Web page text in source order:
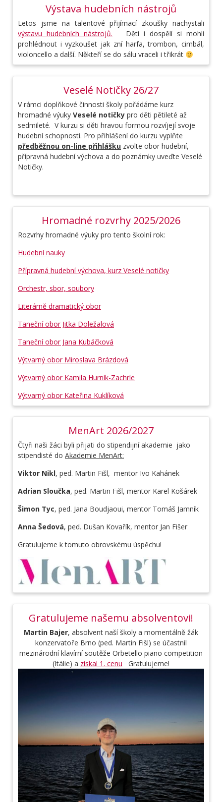
Výstava hudebních nástrojů
Letos jsme na talentové přijímací zkoušky nachystali
výstavu hudebních nástrojů. Děti i dospělí si mohli
prohlédnout i vyzkoušet jak zní harfa, trombon, cimbál,
violoncello a další. Někteří se do sálu vraceli i třikrát
Veselé Notičky 26/27
V rámci doplňkové činnosti školy pořádáme kurz
hromadné výuky Veselé notičky pro děti pětileté až
sedmileté. V kurzu si děti hravou formou rozvíjejí svoje
hudební schopnosti. Pro přihlášení do kurzu vyplňte
předběžnou on-line přihlášku zvolte obor hudební,
přípravná hudební výchova a do poznámky uveďte Veselé
Notičky.
Hromadné rozvrhy 2025/2026
Rozvrhy hromadné výuky pro tento školní rok:
Hudební nauky
Přípravná hudební výchova, kurz Veselé notičky
Orchestr, sbor, soubory
Literárně dramatický obor
Taneční obor Jitka Doležalová
Taneční obor Jana Kubáčková
Výtvarný obor Miroslava Brázdová
Výtvarný obor Kamila Hurník-Zachrle
Výtvarný obor Kateřina Kuklíková
MenArt 2026/2027
Čtyři naši žáci byli přijati do stipendijní akademie jako
stipendisté do Akademie MenArt:
Viktor Nikl, ped. Martin Fišl, mentor Ivo Kahánek
Adrian Sloučka, ped. Martin Fišl, mentor Karel Košárek
Šimon Tyc, ped. Jana Boudjaoui, mentor Tomáš Jamník
Anna Šedová, ped. Dušan Kovařík, mentor Jan Fišer
Gratulujeme k tomuto obrovskému úspěchu!
Gratulujeme našemu absolventovi!
Martin Bajer, absolvent naší školy a momentálně žák
konzervatoře Brno (ped. Martin Fišl) se účastnil
mezinárodní klavírní soutěže Orbetello piano competition
(Itálie) a získal 1. cenu Gratulujeme!